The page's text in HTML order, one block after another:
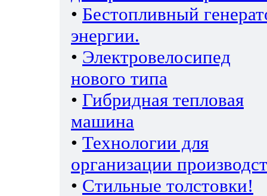
• Бестопливный
энергии.
• Электровелосипед
нового типа
• Гибридная тепловая
машина
• Технологии для
организации
• Стильные толстовки!